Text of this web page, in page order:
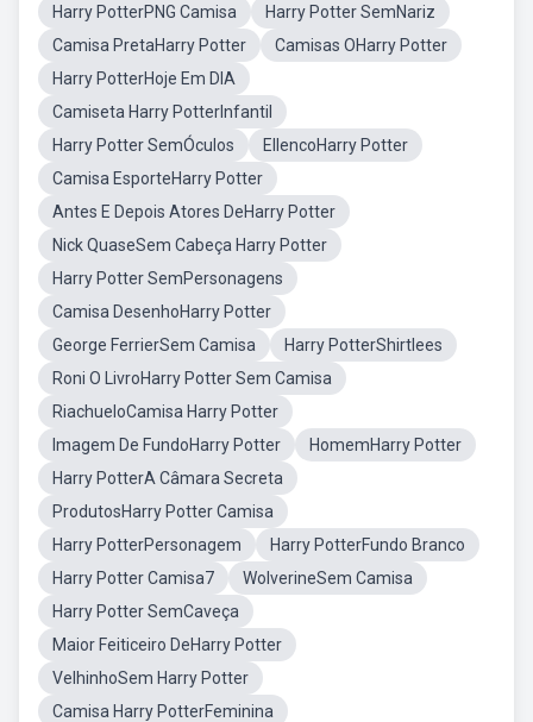
Harry PotterPNG Camisa
Harry Potter SemNariz
Camisa PretaHarry Potter
Camisas OHarry Potter
Harry PotterHoje Em DIA
Camiseta Harry PotterInfantil
Harry Potter SemÓculos
EllencoHarry Potter
Camisa EsporteHarry Potter
Antes E Depois Atores DeHarry Potter
Nick QuaseSem Cabeça Harry Potter
Harry Potter SemPersonagens
Camisa DesenhoHarry Potter
George FerrierSem Camisa
Harry PotterShirtlees
Roni O LivroHarry Potter Sem Camisa
RiachueloCamisa Harry Potter
Imagem De FundoHarry Potter
HomemHarry Potter
Harry PotterA Câmara Secreta
ProdutosHarry Potter Camisa
Harry PotterPersonagem
Harry PotterFundo Branco
Harry Potter Camisa7
WolverineSem Camisa
Harry Potter SemCaveça
Maior Feiticeiro DeHarry Potter
VelhinhoSem Harry Potter
Camisa Harry PotterFeminina